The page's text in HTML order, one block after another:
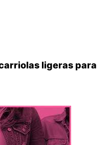
ligeras para